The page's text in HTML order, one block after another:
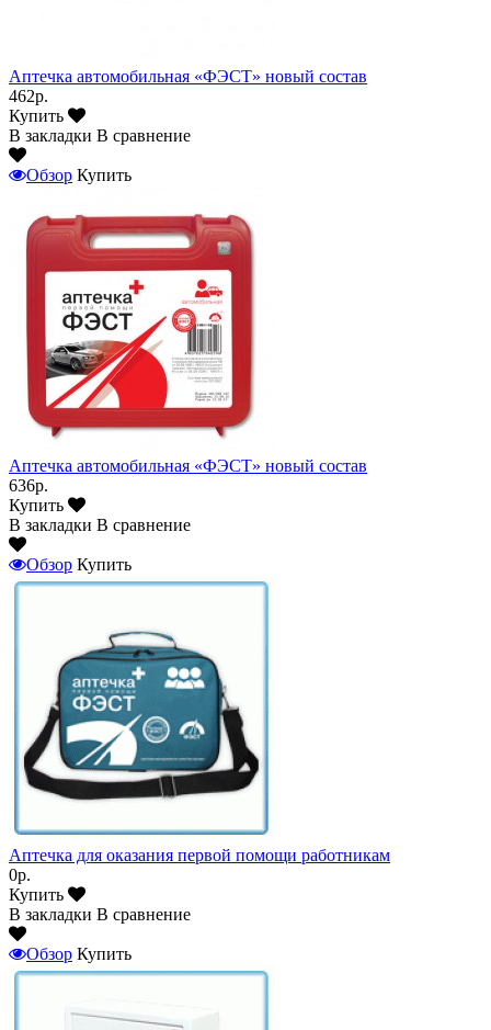
Аптечка автомобильная «ФЭСТ» новый состав
462р.
Купить
В закладки В сравнение
Обзор Купить
Аптечка автомобильная «ФЭСТ» новый состав
636р.
Купить
В закладки В сравнение
Обзор Купить
Аптечка для оказания первой помощи работникам
0р.
Купить
В закладки В сравнение
Обзор Купить